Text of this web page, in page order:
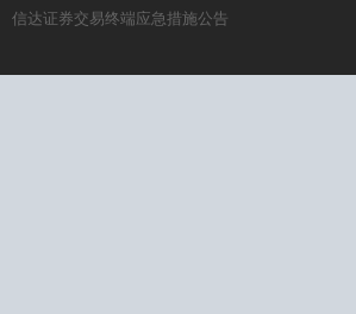
信达证券交易终端应急措施公告